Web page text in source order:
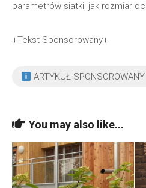
parametrów siatki, jak rozmiar
+Tekst Sponsorowany+
ARTYKUŁ SPONSOROWANY
You may also like...